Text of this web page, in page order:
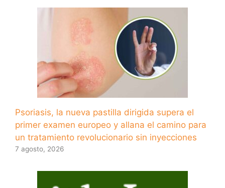
Psoriasis, la nueva pastilla dirigida supera el
primer examen europeo y allana el camino para
un tratamiento revolucionario sin inyecciones
7 agosto, 2026